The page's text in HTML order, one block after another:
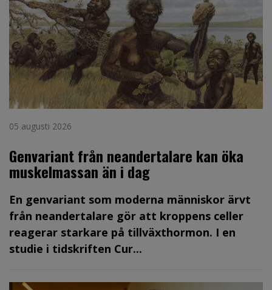
05 augusti 2026
Genvariant från neandertalare kan öka
muskelmassan än i dag
En genvariant som moderna människor ärvt
från neandertalare gör att kroppens celler
reagerar starkare på tillväxthormon. I en
studie i tidskriften Cur...